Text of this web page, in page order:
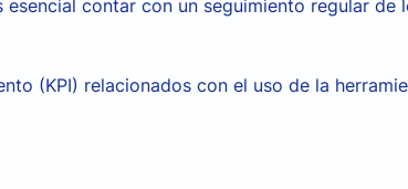
contar con un seguimiento regular de
(KPI) relacionados con el uso de la